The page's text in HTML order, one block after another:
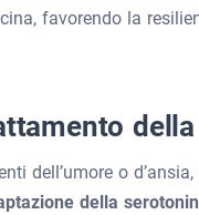
favorendo la
dell’umore o
della